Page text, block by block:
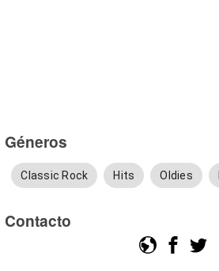
Géneros
Classic Rock Hits Oldies
Contacto